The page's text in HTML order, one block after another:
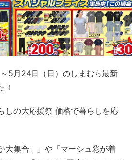
5月24日（日）のしまむら最新
！
しの大応援祭 価格で暮らしを応
大集合！」や「マーシュ彩が着